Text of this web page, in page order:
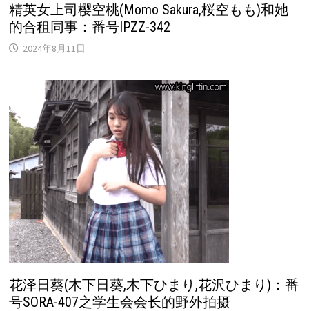
精英女上司樱空桃(Momo Sakura,桜空もも)和她
的合租同事：番号IPZZ-342
2024年8月11日
花泽日葵(木下日葵,木下ひまり,花沢ひまり)：番
号SORA-407之学生会会长的野外拍摄